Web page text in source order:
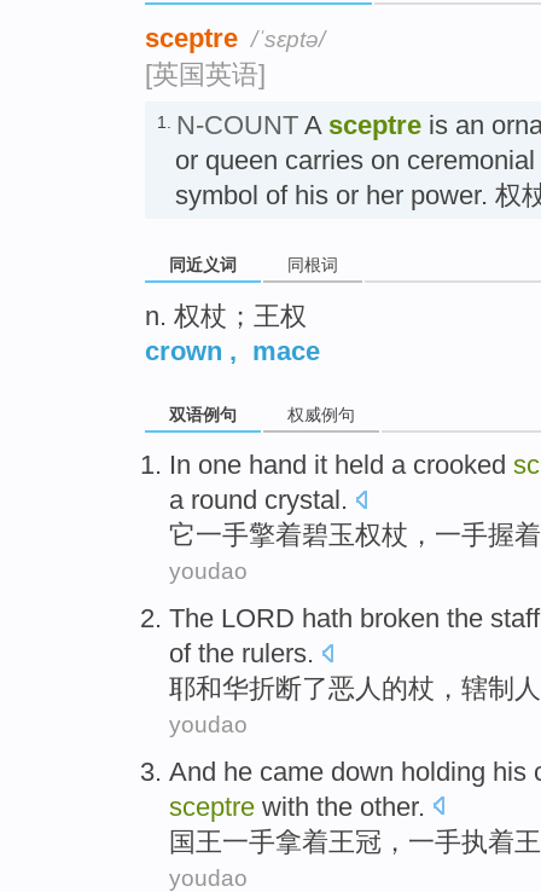
sceptre /ˈsɛptə/
[英国英语]
1. N-COUNT A sceptre is an
or queen carries on
symbol of his or her power. 权
同近义词 同根词
n. 权杖；王权
crown , mace
双语例句 权威例句
In one hand it held a crooked
a round crystal .
它一手擎着碧玉权杖 ，一手握
youdao
The LORD hath broken the staff
of the rulers.
耶和华折断了恶人的杖 ， 辖制 人
youdao
And he came down holding his
sceptre with the other.
国王一手拿着王冠 ，一手执着
youdao